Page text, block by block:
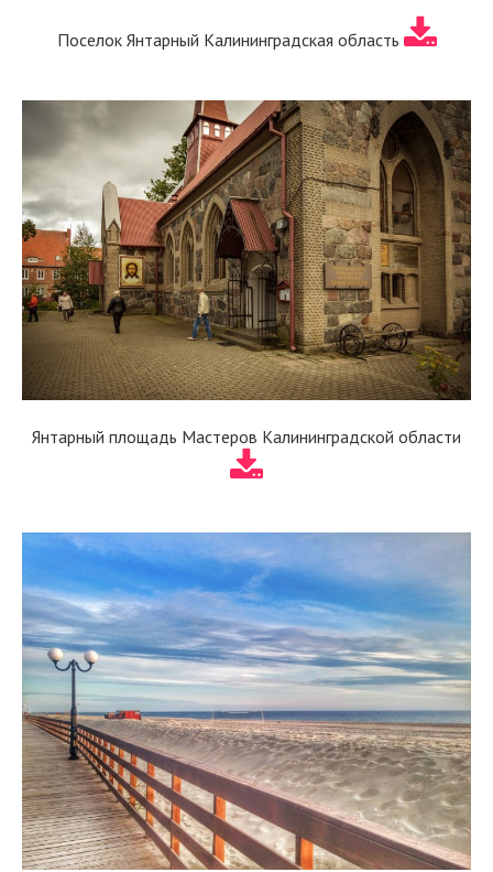
Поселок Янтарный Калининградская область
Янтарный площадь Мастеров Калининградской области